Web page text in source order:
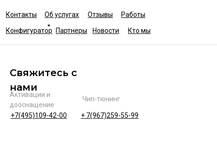
Кто мы
Конфигуратор
Отзывы
Об услугах Работы
Партнеры Новости
Контакты
Чип-тюнинг
+ 7(967)259-55-99
Активации и
дооснащение
Свяжитесь с
нами
+7(495)109-42-00